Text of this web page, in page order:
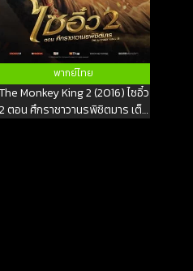
พากย์ไทย
Monkey King 2 (2016) ไซอิ๋ว
2 ตอน ศึกราชาวานรพิชิตมาร เต็ม